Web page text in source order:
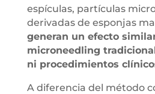
espículas, partículas
derivadas de esponjas
generan un efecto
microneedling
ni procedimientos
A diferencia del método